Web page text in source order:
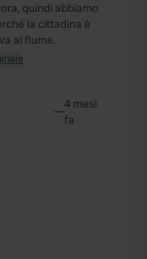
quindi abbiamo
la cittadina è
al fiume.
—4 mesi
fa